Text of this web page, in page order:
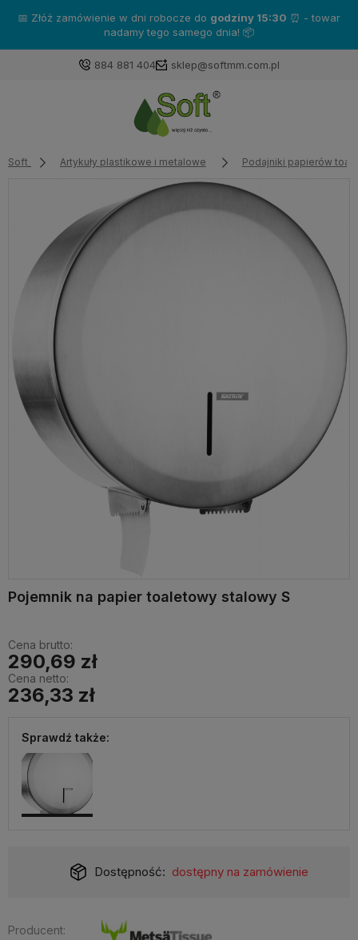
📅 Złóż zamówienie w dni robocze do godziny 15:30 ⏰ - towar
nadamy tego samego dnia! 📦
884 881 404 sklep@softmm.com.pl
Soft Artykuły plastikowe i metalowe Podajniki papierów
Pojemnik na papier toaletowy stalowy S
Cena brutto:
290,69 zł
Cena netto:
236,33 zł
Sprawdź także:
Dostępność: dostępny na zamówienie
Producent: